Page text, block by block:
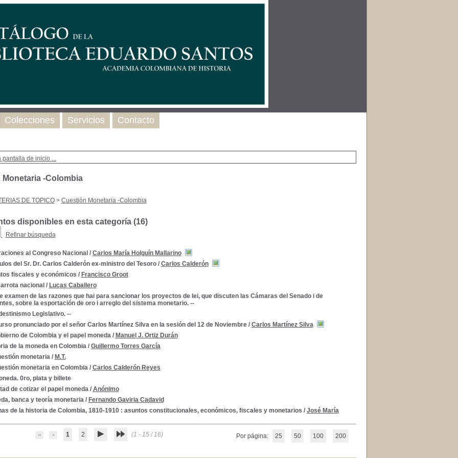
pantalla de inicio ...
-Colombia
DE TOPICO> Cuestión Monetaria -Colombia
disponibles en esta categoría (16)
Refinar búsqueda
al Congreso Nacional / Carlos María Holguín Mallarino
del Sr. Dr. Carlos Calderón ex-ministro del Tesoro/ Carlos Calderón
fiscales y económicos / Francisco Groot
nacional / Lucas Caballero
examen de las razones que hai para sancionar los proyectos de lei, que discuten las Cámaras del Senado i de
sobre la esportación de oro i arreglo del sistema monetario. --
Legislativo. --
pronunciado por el señor Carlos Martínez Silva en la sesión del 12 de Noviembre/ Carlos Martínez Silva
de Colombia y el papel moneda/ Manuel J. Ortiz Durán
de la moneda en Colombia/ Guillermo Torres García
monetaria / M.T.
monetaria en Colombia/ Carlos Calderón Reyes
0ro, plata y billete
de cotizar el papel moneda/ Anónimo
banca y teoría monetaria/ Fernando Gaviria Cadavid
de la historia de Colombia, 1810-1910 : asuntos constitucionales, económicos, fiscales y monetarios / José María
1 2 (1 - 15 / 16) Por página: 25 50 100 200
Colecciones Servicios Contacto
etc.